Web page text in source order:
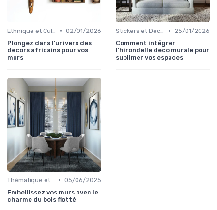
• 02/01/2026
Plongez dans l'univers des
décors africains pour vos
murs
•
25/01/2026
Comment intégrer
l’hirondelle déco murale pour
sublimer vos espaces
• 05/06/2025
Embellissez vos murs avec le
charme du bois flotté